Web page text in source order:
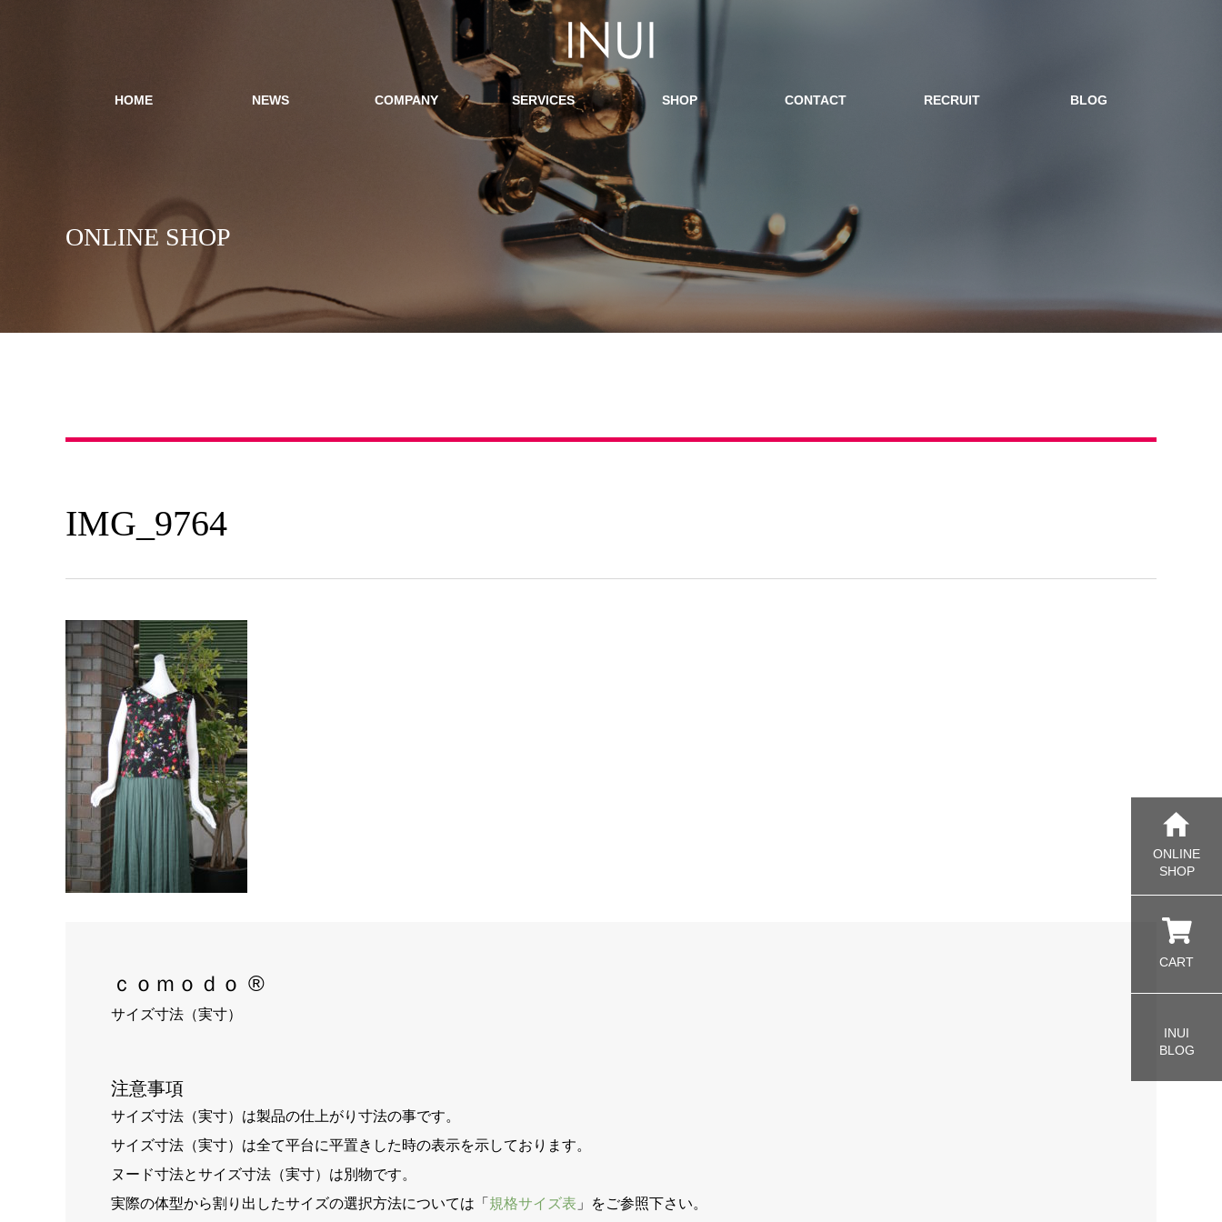
HOME NEWS COMPANY SERVICES SHOP CONTACT RECRUIT BLOG
ONLINE SHOP
IMG_9764
ｃｏｍｏｄｏ ®
サイズ寸法（実寸）
注意事項
サイズ寸法（実寸）は製品の仕上がり寸法の事です。
サイズ寸法（実寸）は全て平台に平置きした時の表示を示しております。
ヌード寸法とサイズ寸法（実寸）は別物です。
実際の体型から割り出したサイズの選択方法については「 規格サイズ表 」をご参照下さい。
ONLINE
SHOP
CART
INUI
BLOG